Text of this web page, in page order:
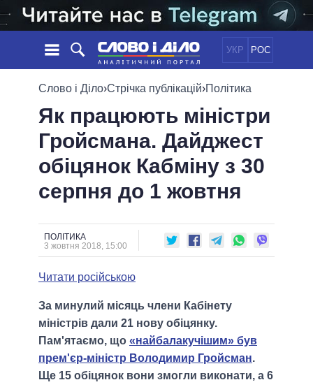
УКР РОС
НОВИНИ
СТРІЧКА
ПОДІЇ
СТАТТІ
ДУМКИ
ОГЛЯДИ
ДАЙДЖЕСТИ
ПОЛІТИКА
ЕКОНОМІКА
СУСПІЛЬСТВО
ОБIЦЯНКИ
ПОЛIТИКИ
УСІ ПОЛІТИКИ
ПРЕЗИДЕНТ І ОФІС
ВЕРХОВНА РАДА
КАБІНЕТ МІНІСТРІВ
МЕРИ МІСТ
ВСІ ПЕРСОНИ
ПІДТРИМАТИ
ПОРІВНЯННЯ ПОЛІТИКІВ
Слово і Діло›Стрічка публікацій›Політика
Як працюють міністри
Гройсмана. Дайджест
обіцянок Кабміну з 30
серпня до 1 жовтня
ПОЛІТИКА
3 жовтня 2018, 15:00
Читати російською
За минулий місяць члени Кабінету
міністрів дали 21 нову обіцянку.
Пам'ятаємо, що «найбалакучішим» був
прем'єр-міністр Володимир Гройсман.
Ще 15 обіцянок вони змогли виконати, а 6